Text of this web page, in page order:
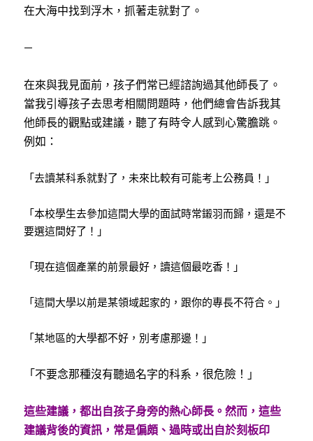
在大海中找到浮木，抓著走就對了。
—
在來與我見面前，孩子們常已經諮詢過其他師長了。
當我引導孩子去思考相關問題時，他們總會告訴我其
他師長的觀點或建議，聽了有時令人感到心驚膽跳。
例如：
「去讀某科系就對了，未來比較有可能考上公務員！」
「本校學生去參加這間大學的面試時常鎩羽而歸，還是不
要選這間好了！」
「現在這個產業的前景最好，讀這個最吃香！」
「這間大學以前是某領域起家的，跟你的專長不符合。」
「某地區的大學都不好，別考慮那邊！」
「不要念那種沒有聽過名字的科系，很危險！」
這些建議，都出自孩子身旁的熱心師長。然而，這些
建議背後的資訊，常是偏頗、過時或出自於刻板印